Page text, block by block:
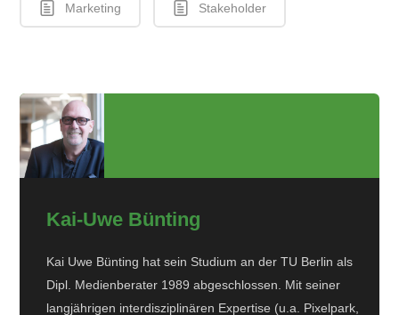
Marketing Stakeholder
Kai-Uwe Bünting
Kai Uwe Bünting hat sein Studium an der TU Berlin als
Dipl. Medienberater 1989 abgeschlossen. Mit seiner
langjährigen interdisziplinären Expertise (u.a. Pixelpark,